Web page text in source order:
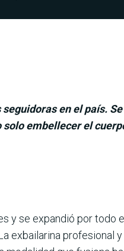
en el país.
embellecer el
y se expan­dió por todo
exbailarina profesional